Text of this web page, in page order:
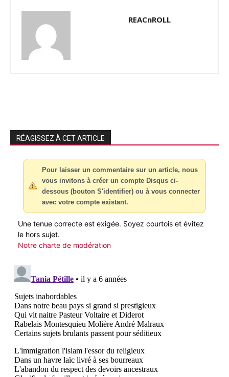
REACnROLL
RÉAGISSEZ À CET ARTICLE
Pour laisser un commentaire sur un article, nous
vous invitons à créer un compte Disqus ci-
dessous (bouton S'identifier) ou à vous connecter
avec votre compte existant.
Une tenue correcte est exigée. Soyez courtois et évitez
le hors sujet.
Notre charte de modération